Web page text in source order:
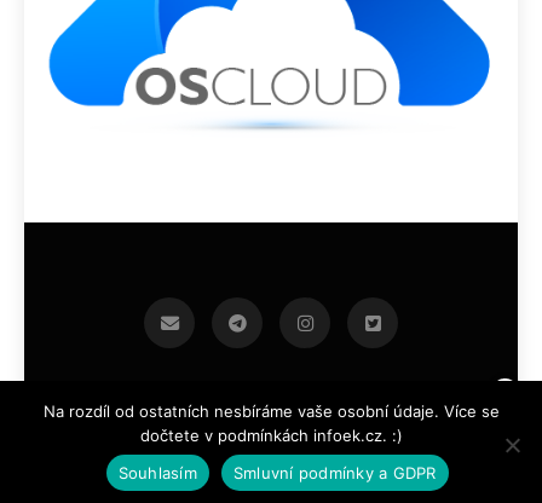
infoek.cz 2026.Developed By BlazeThemes .
Na rozdíl od ostatních nesbíráme vaše osobní údaje. Více se
dočtete v podmínkách infoek.cz. :)
Souhlasím
Smluvní podmínky a GDPR